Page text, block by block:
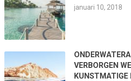
januari 10, 2018
VERBORGEN
KUNSTMATIGE